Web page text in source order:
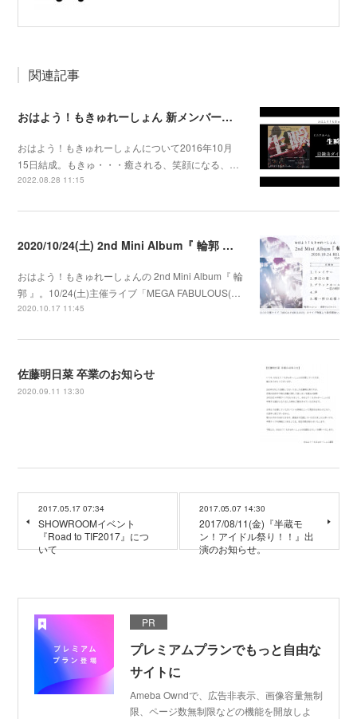
関連記事
おはよう！もきゅれーしょん 新メンバー募集！
おはよう！もきゅれーしょんについて2016年10月
15日結成。もきゅ・・・癒される、笑顔になる、…
2022.08.28 11:15
2020/10/24(土) 2nd Mini Album『 輪郭 』発売決定
おはよう！もきゅれーしょんの 2nd Mini Album『 輪
郭 』。10/24(土)主催ライブ「MEGA FABULOUS(…
2020.10.17 11:45
佐藤明日菜 卒業のお知らせ
2020.09.11 13:30
2017.05.17 07:34
SHOWROOMイベント
『Road to TIF2017』につ
いて
2017.05.07 14:30
2017/08/11(金)『半蔵モ
ン！アイドル祭り！！』出
演のお知らせ。
PR
プレミアムプランでもっと自由な
サイトに
Ameba Owndで、広告非表示、画像容量無制
限、ページ数無制限などの機能を開放しよ